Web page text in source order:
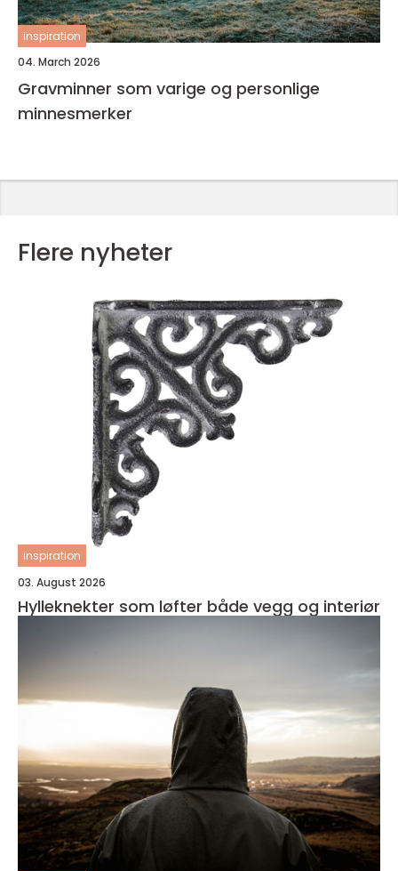
inspiration
04. March 2026
Gravminner som varige og personlige
minnesmerker
Flere nyheter
inspiration
03. August 2026
Hylleknekter som løfter både vegg og interiør